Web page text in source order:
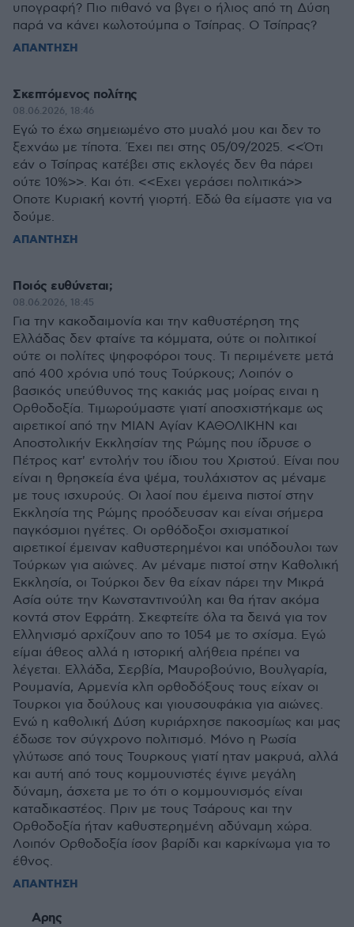
υπογραφή? Πιο πιθανό να βγει ο ήλιος από τη Δύση
παρά να κάνει κωλοτούμπα ο Τσίπρας. Ο Τσίπρας?
ΑΠΑΝΤΗΣΗ
Σκεπτόμενος πολίτης
08.06.2026, 18:46
Εγώ το έχω σημειωμένο στο μυαλό μου και δεν το
ξεχνάω με τίποτα. Έχει πει στης 05/09/2025. <<Ότι
εάν ο Τσίπρας κατέβει στις εκλογές δεν θα πάρει
ούτε 10%>>. Και ότι. <<Εχει γεράσει πολιτικά>>
Οποτε Κυριακή κοντή γιορτή. Εδώ θα είμαστε για να
δούμε.
ΑΠΑΝΤΗΣΗ
Ποιός ευθύνεται;
08.06.2026, 18:45
Για την κακοδαιμονία και την καθυστέρηση της
Ελλάδας δεν φταίνε τα κόμματα, ούτε οι πολιτικοί
ούτε οι πολίτες ψηφοφόροι τους. Τι περιμένετε μετά
από 400 χρόνια υπό τους Τούρκους; Λοιπόν ο
βασικός υπεύθυνος της κακιάς μας μοίρας ειναι η
Ορθοδοξία. Τιμωρούμαστε γιατί αποσχιστήκαμε ως
αιρετικοί από την ΜΙΑΝ Αγίαν ΚΑΘΟΛΙΚΗΝ και
Αποστολικήν Εκκλησίαν της Ρώμης που ίδρυσε ο
Πέτρος κατ' εντολήν του ίδιου του Χριστού. Είναι που
είναι η θρησκεία ένα ψέμα, τουλάχιστον ας μέναμε
με τους ισχυρούς. Οι λαοί που έμεινα πιστοί στην
Εκκλησία της Ρώμης προόδευσαν και είναι σήμερα
παγκόσμιοι ηγέτες. Οι ορθόδοξοι σχισματικοί
αιρετικοί έμειναν καθυστερημένοι και υπόδουλοι των
Τούρκων για αιώνες. Αν μέναμε πιστοί στην Καθολική
Εκκλησία, οι Τούρκοι δεν θα είχαν πάρει την Μικρά
Ασία ούτε την Κωνσταντινούλη και θα ήταν ακόμα
κοντά στον Εφράτη. Σκεφτείτε όλα τα δεινά για τον
Ελληνισμό αρχίζουν απο το 1054 με το σχίσμα. Εγώ
είμαι άθεος αλλά η ιστορική αλήθεια πρέπει να
λέγεται. Ελλάδα, Σερβία, Μαυροβούνιο, Βουλγαρία,
Ρουμανία, Αρμενία κλπ ορθοδόξους τους είχαν οι
Τουρκοι για δούλους και γιουσουφάκια για αιώνες.
Ενώ η καθολική Δύση κυριάρχησε πακοσμίως και μας
έδωσε τον σύγχρονο πολιτισμό. Μόνο η Ρωσία
γλύτωσε από τους Τουρκους γιατί ηταν μακρυά, αλλά
και αυτή από τους κομμουνιστές έγινε μεγάλη
δύναμη, άσχετα με το ότι ο κομμουνισμός είναι
καταδικαστέος. Πριν με τους Τσάρους και την
Ορθοδοξία ήταν καθυστερημένη αδύναμη χώρα.
Λοιπόν Ορθοδοξία ίσον βαρίδι και καρκίνωμα για το
έθνος.
ΑΠΑΝΤΗΣΗ
Αρης